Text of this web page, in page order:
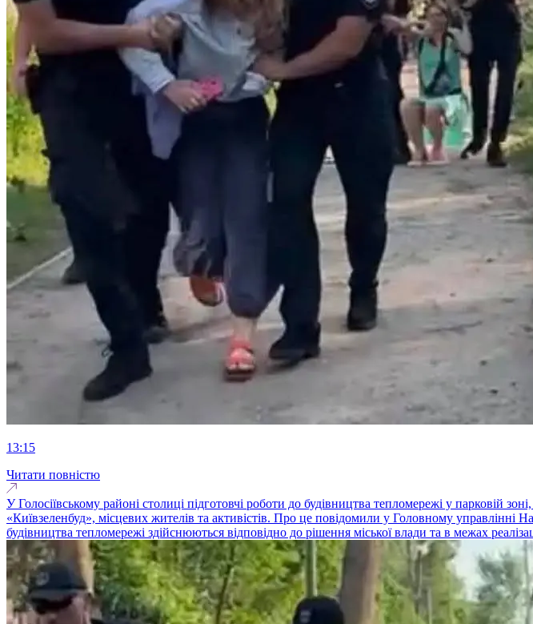
13:15
Читати повністю
У Голосіївському районі столиці підготовчі роботи до будівництва тепломережі у парковій
«Київзеленбуд», місцевих жителів та активістів. Про це повідомили у Головному управлінні
будівництва тепломережі здійснюються відповідно до рішення міської влади та в межах